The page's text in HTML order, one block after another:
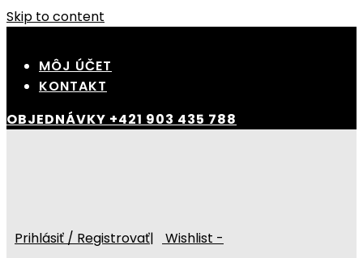
Skip to content
MÔJ ÚČET
KONTAKT
OBJEDNÁVKY +421 903 435 788
Prihlásiť / Registrovať| Wishlist -